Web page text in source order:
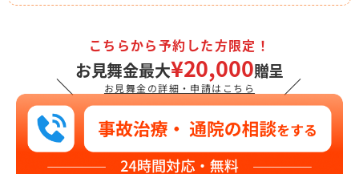
＼
こちらから予約した方限定！
お見舞金最大¥20,000贈呈
お見舞金の詳細・申請はこちら ／